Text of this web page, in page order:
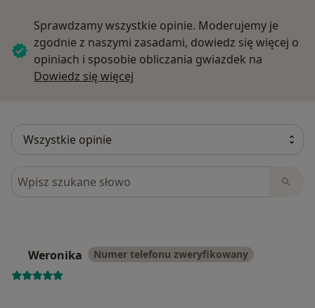
Sprawdzamy wszystkie opinie. Moderujemy je
zgodnie z naszymi zasadami, dowiedz się więcej o
opiniach i sposobie obliczania gwiazdek na
Dowiedz się więcej
Szukaj w opiniach
Weronika Numer telefonu zweryfikowany